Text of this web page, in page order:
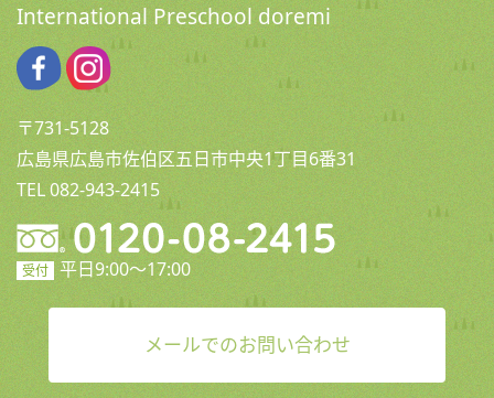
International Preschool doremi
〒731-5128
広島県広島市佐伯区五日市中央1丁目6番31
TEL 082-943-2415
受付 平日9:00〜17:00
メールでのお問い合わせ